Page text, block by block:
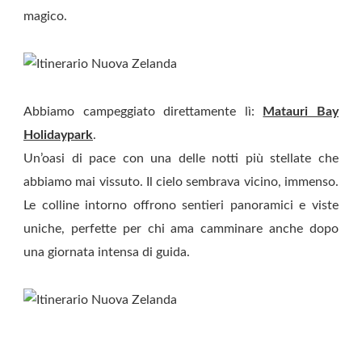
magico.
Abbiamo campeggiato direttamente lì:
Matauri Bay
Holidaypark.
Un’oasi di pace con una delle notti più stellate che
abbiamo mai vissuto. Il cielo sembrava vicino, immenso.
Le colline intorno offrono sentieri panoramici e viste
uniche, perfette per chi ama camminare anche dopo
una giornata intensa di guida.